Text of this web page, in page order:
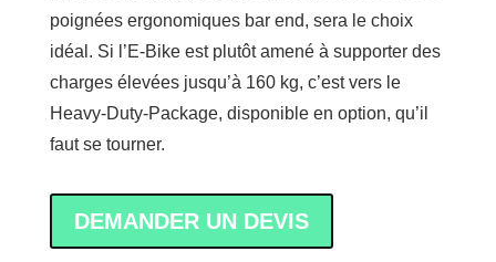
poignées ergonomiques bar end, sera le choix
idéal. Si l’E-Bike est plutôt amené à supporter des
charges élevées jusqu’à 160 kg, c’est vers le
Heavy-Duty-Package, disponible en option, qu’il
faut se tourner.
DEMANDER UN DEVIS